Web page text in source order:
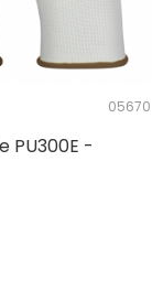
05670
PU300E -